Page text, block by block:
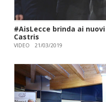
#AisLecce brinda ai
Castris
VIDEO 21/03/2019